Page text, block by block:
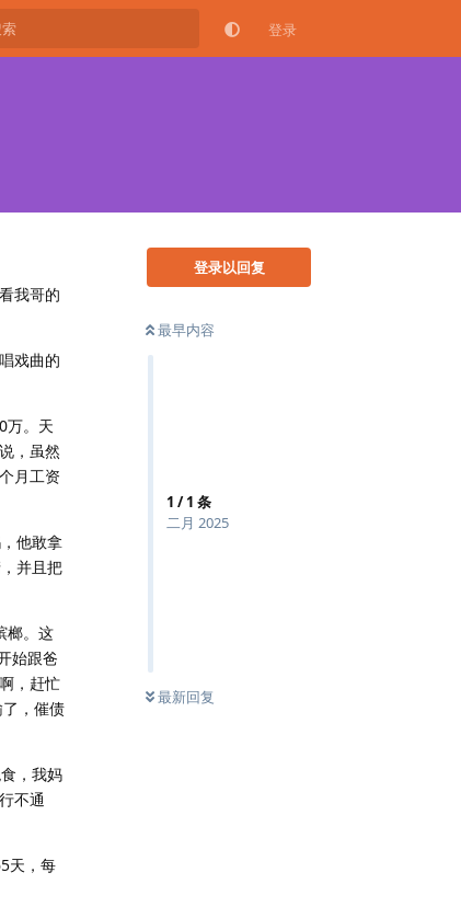
登录
登录以回复
最早内容
1 /1 条
二月 2025
最新回复
我哥的
戏曲的
万。天
，虽然
月工资
他敢拿
并且把
榔。这
始跟爸
，赶忙
，催债
，我妈
不通
天，每